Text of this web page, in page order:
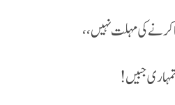
کی مہلت نہیں،،
جبیں!